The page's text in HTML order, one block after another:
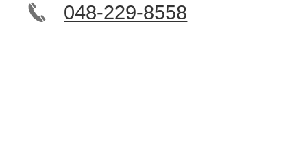
048-229-8558